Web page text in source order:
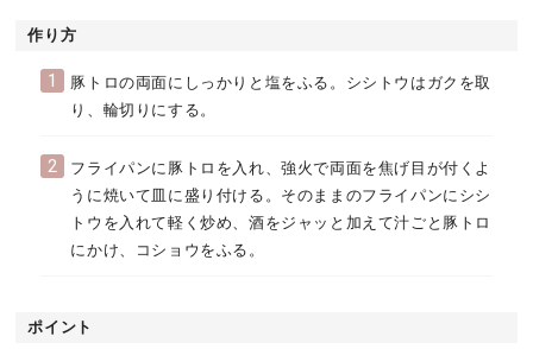
作り方
1
豚トロの両面にしっかりと塩をふる。シシトウはガクを取
り、輪切りにする。
2
フライパンに豚トロを入れ、強火で両面を焦げ目が付くよ
うに焼いて皿に盛り付ける。そのままのフライパンにシシ
トウを入れて軽く炒め、酒をジャッと加えて汁ごと豚トロ
にかけ、コショウをふる。
ポイント